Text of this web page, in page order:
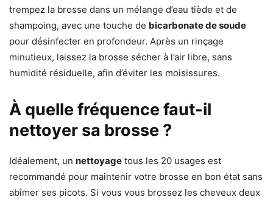
trempez la brosse dans un mélange d’eau tiède et de
shampoing, avec une touche de bicarbonate de soude
pour désinfecter en profondeur. Après un rinçage
minutieux, laissez la brosse sécher à l’air libre, sans
humidité résiduelle, afin d’éviter les moisissures.
À quelle fréquence faut-il
nettoyer sa brosse ?
Idéalement, un nettoyage tous les 20 usages est
recommandé pour maintenir votre brosse en bon état sans
abîmer ses picots. Si vous vous brossez les cheveux deux